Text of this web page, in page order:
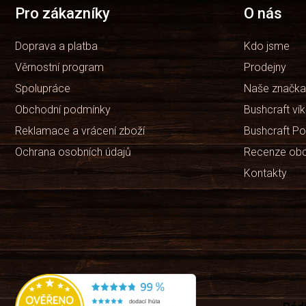
Pro zákazníky
Doprava a platba
Věrnostní program
Spolupráce
Obchodní podmínky
Reklamace a vrácení zboží
Ochrana osobních údajů
O nás
Kdo jsme
Prodejny
Naše
Bushcraft
Bushcraft
Recenze
Kontakty